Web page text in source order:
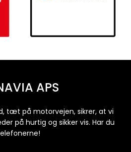
APS
tæt på motorvejen, sikrer, at vi
på hurtig og sikker vis. Har du